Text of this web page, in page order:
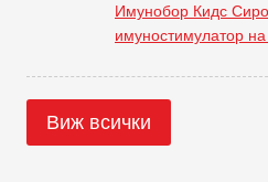
Имунобор Кидс
имуностимулатор
Виж всички